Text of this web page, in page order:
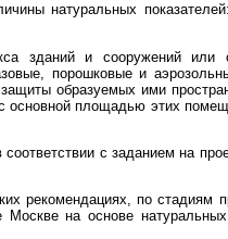
натуральных
зданий и сооружений или
порошковые и
образуемых ими
основной площадью этих
с заданием на
рекомендациях, по стадиям
на основе